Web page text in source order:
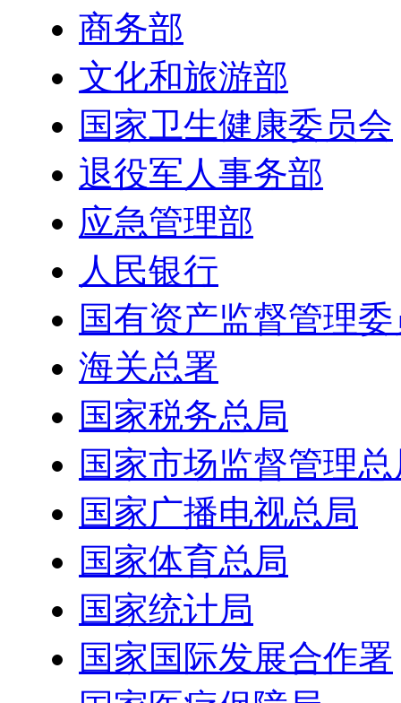
商务部
文化和旅游部
国家卫生健康委员会
退役军人事务部
应急管理部
人民银行
国有资产监督管理
海关总署
国家税务总局
国家市场监督管理
国家广播电视总局
国家体育总局
国家统计局
国家国际发展合作署